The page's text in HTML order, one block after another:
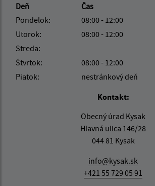
Deň
Čas
Pondelok:
08:00 - 12:00
Utorok:
08:00 - 12:00
Streda:
Štvrtok:
08:00 - 12:00
Piatok:
nestránkový deň
Kontakt:
Obecný úrad Kysak
Hlavná ulica 146/28
044 81 Kysak
info@kysak.sk
+421 55 729 05 91